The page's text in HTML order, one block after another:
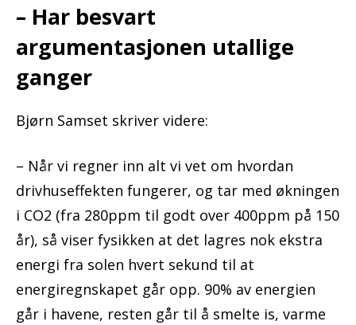
– Har besvart
argumentasjonen utallige
ganger
Bjørn Samset skriver videre:
– Når vi regner inn alt vi vet om hvordan
drivhuseffekten fungerer, og tar med økningen
i CO2 (fra 280ppm til godt over 400ppm på 150
år), så viser fysikken at det lagres nok ekstra
energi fra solen hvert sekund til at
energiregnskapet går opp. 90% av energien
går i havene, resten går til å smelte is, varme